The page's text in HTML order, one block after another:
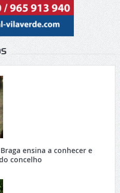
ensina a conhecer e
concelho